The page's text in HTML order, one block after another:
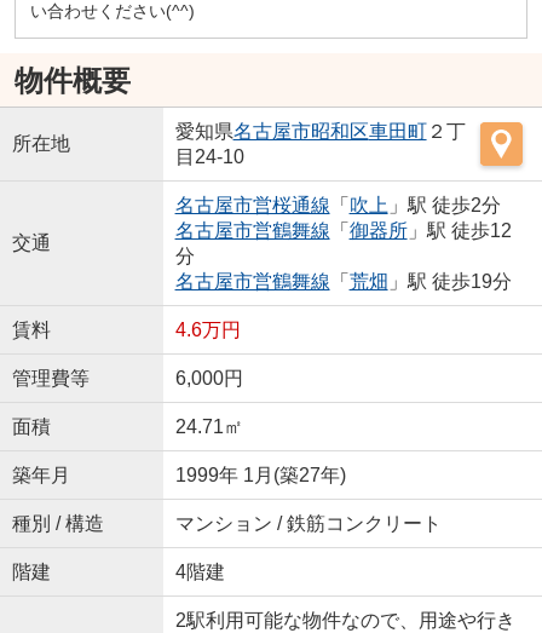
い合わせください(^^)
物件概要
所在地
愛知県名古屋市昭和区車田町２丁
目24-10
交通
名古屋市営桜通線 「 吹上」駅 徒歩2分
名古屋市営鶴舞線 「 御器所」駅 徒歩12
分
名古屋市営鶴舞線 「 荒畑 」駅 徒歩19分
賃料 4.6万円
管理費等 6,000円
面積 24.71㎡
築年月 1999年 1月(築27年)
種別 / 構造 マンション / 鉄筋コンクリート
階建 4階建
2駅利用可能な物件なので、用途や行き